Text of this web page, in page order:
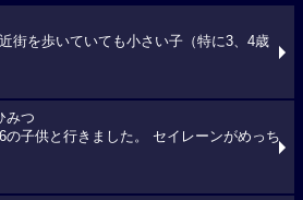
街を歩いていても小さい子（特に3、4歳
みつ
子供と行きました。 セイレーンがめっち